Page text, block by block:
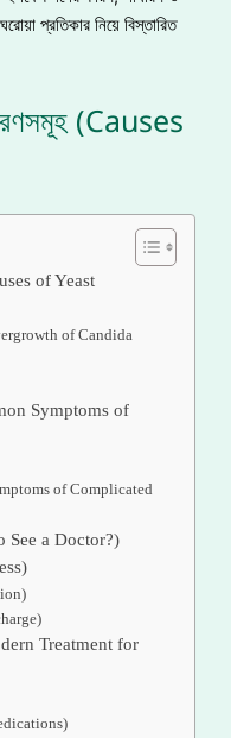
প্রতিকার নিয়ে বিস্তারিত
(Causes
of Yeast
of Candida
Symptoms of
of Complicated
See a Doctor?)
Treatment for